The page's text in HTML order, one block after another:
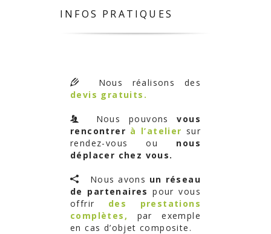
INFOS PRATIQUES
Nous réalisons des
devis gratuits.
Nous pouvonsvous
rencontrer à l’atelier sur
rendez-vous ou nous
déplacer chez vous.
Nous avons un réseau
de partenairespour vous
offrir des prestations
complètes,
par exemple
en cas d’objet composite.